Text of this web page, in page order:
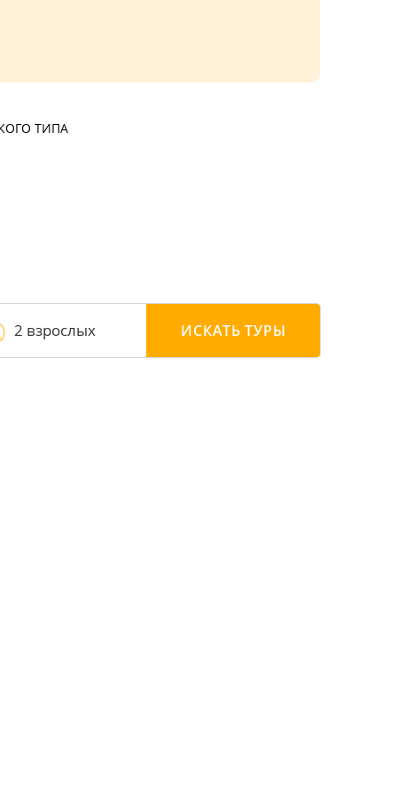
ТИПА
2 взрослых ИСКАТЬ ТУРЫ